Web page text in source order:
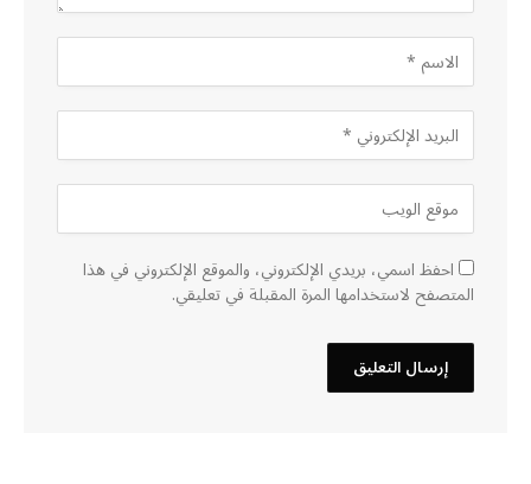
احفظ اسمي، بريدي الإلكتروني، والموقع الإلكتروني في هذا
المتصفح لاستخدامها المرة المقبلة في تعليقي.